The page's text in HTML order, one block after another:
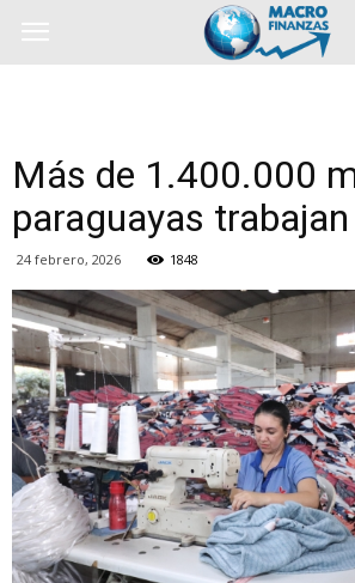
Más de 1.400.000
paraguayas trabajan
24 febrero, 2026 1848